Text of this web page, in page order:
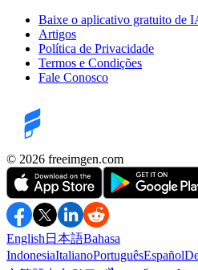
Baixe o aplicativo gratuito de
Artigos
Política de Privacidade
Termos e Condições
Fale Conosco
©️ 2026 freeimgen.com
English 日本語Bahasa
IndonesiaItalianoPortuguêsEspañol